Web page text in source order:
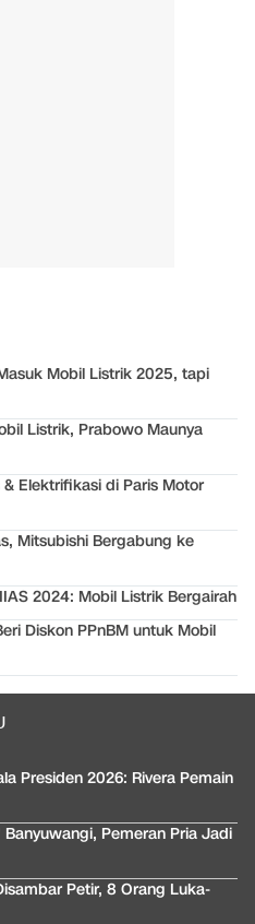
Mobil Listrik 2025, tapi
Listrik, Prabowo Maunya
Elektrifikasi di Paris Motor
Mitsubishi Bergabung ke
2024: Mobil Listrik Bergairah
Diskon PPnBM untuk Mobil
Presiden 2026: Rivera Pemain
Pemeran Pria Jadi
Petir, 8 Orang Luka-